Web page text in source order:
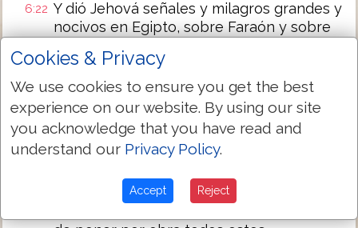
6:22 Y dió Jehová señales y milagros grandes y
nocivos en Egipto, sobre Faraón y sobre
Y sacónos de allá, para traernos y darnos
la tierra que juró á nuestros padres;
6:24 Y mandónos Jehová que ejecutásemos
todos estos estatutos, y que temamos á
Jehová nuestro Dios, porque nos vaya
vida, como hoy.
Cookies & Privacy
We use cookies to ensure you get the best
experience on our website. By using our site
you acknowledge that you have read and
understand our Privacy Policy.
Accept Reject